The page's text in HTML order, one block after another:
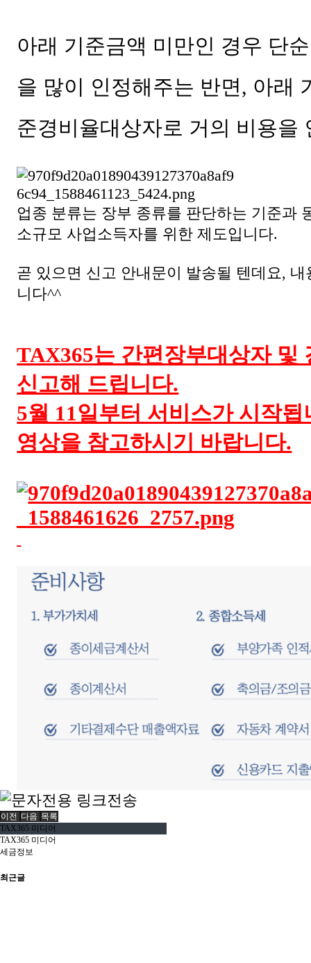
아래 기준금액 미만인 경우 단
을 많이 인정해주는 반면, 아래
준경비율대상자로 거의 비용을
업종 분류는 장부 종류를 판단하는 기준과
소규모 사업소득자를 위한 제도입니다.
곧 있으면 신고 안내문이 발송될 텐데요,
니다^^
TAX365는 간편장부대상자 및
신고해 드립니다.
5월 11일부터 서비스가 시작
영상을 참고하시기 바랍니다.
이전 다음 목록
TAX365 미디어
TAX365 미디어
세금정보
최근글